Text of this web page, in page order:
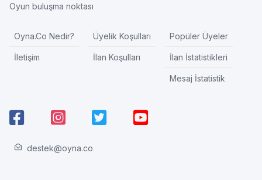
Oyun buluşma noktası
Oyna.Co Nedir?
İletişim
Üyelik Koşulları
İlan Koşulları
Popüler Üyeler
İlan İstatistikleri
Mesaj İstatistik
destek@oyna.co